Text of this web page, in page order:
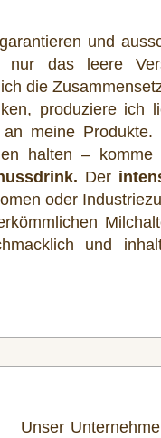
und
das leere
die
produziere ich
meine
halten –
Der
oder
und
Unser